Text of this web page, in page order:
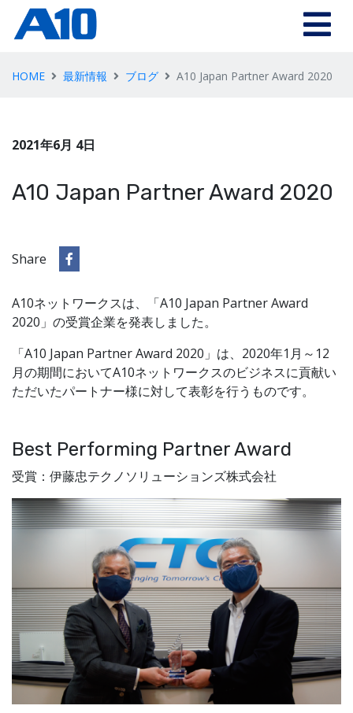
HOME 最新情報 ブログ A10 Japan Partner Award 2020
2021年6月 4日
A10 Japan Partner Award 2020
Share
A10ネットワークスは、「A10 Japan Partner Award
2020」の受賞企業を発表しました。
「A10 Japan Partner Award 2020」は、2020年1月～12
月の期間においてA10ネットワークスのビジネスに貢献い
ただいたパートナー様に対して表彰を行うものです。
Best Performing Partner Award
受賞：伊藤忠テクノソリューションズ株式会社